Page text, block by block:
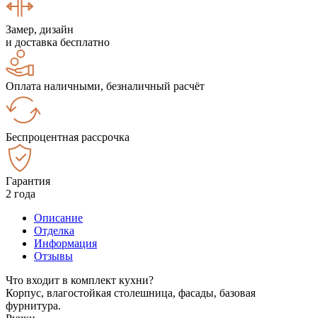
Замер, дизайн
и доставка бесплатно
Оплата наличными, безналичный расчёт
Беспроцентная рассрочка
Гарантия
2 года
Описание
Отделка
Информация
Отзывы
Что входит в комплект кухни?
Корпус, влагостойкая столешница, фасады, базовая
фурнитура.